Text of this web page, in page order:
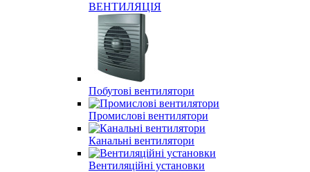
ВЕНТИЛЯЦІЯ
Побутові вентилятори
Промислові вентилятори
Канальні вентилятори
Вентиляційні установки